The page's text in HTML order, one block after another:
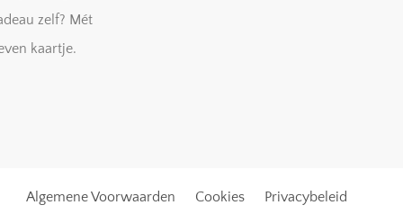
zelf? Mét
kaartje.
Algemene Voorwaarden Cookies Privacybeleid